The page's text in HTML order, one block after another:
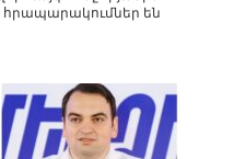
հրապարակումներ են